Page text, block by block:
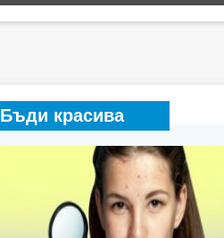
Бъди красива